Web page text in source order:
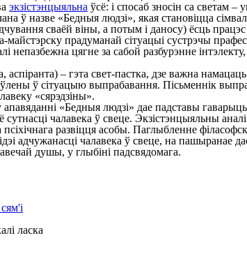
экзістэнцыяльна ўсё: і спосаб зносін са светам –
ў назве «Бедныя людзі», якая становіцца
сваёй віны, а потым і даносу) ёсць
прадуманай сітуацыі сустрэчы
непазбежна цягне за сабой разбурэнне
– гэта свет-пастка, дзе важна
ў сітуацыю выпрабавання. Пісьменнік
«сярэдзіны».
«Бедныя людзі» дае падставы
сутнасці чалавека ў свеце. Экзістэнцыяльны
псіхічнага развіцця асобы. Паглыбленне
адчужанасці чалавека ў свеце, на
душы, у глыбіні падсвядомага.
ласка